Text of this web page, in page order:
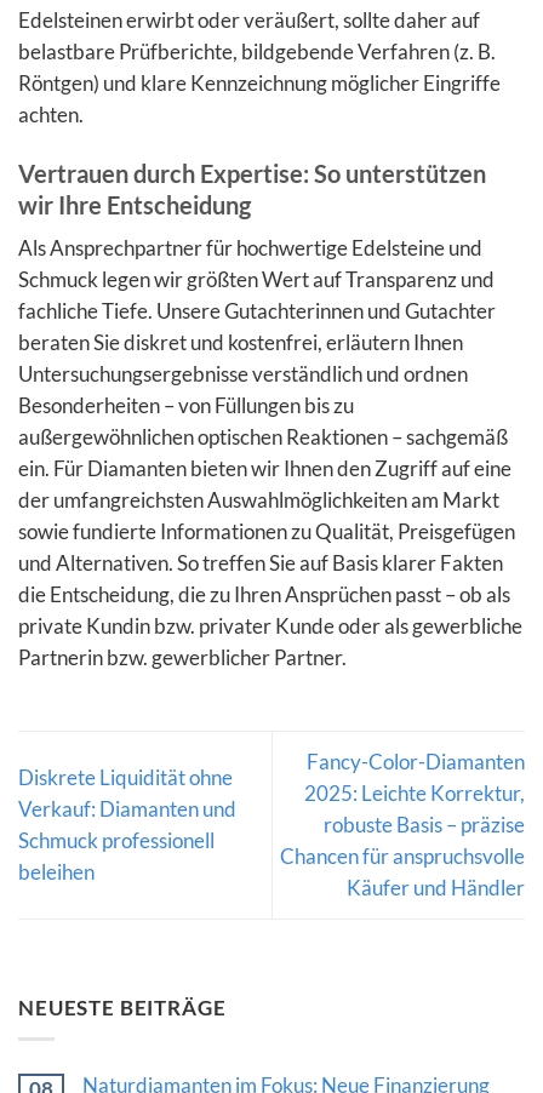
Edelsteinen erwirbt oder veräußert, sollte daher auf
belastbare Prüfberichte, bildgebende Verfahren (z. B.
Röntgen) und klare Kennzeichnung möglicher Eingriffe
achten.
Vertrauen durch Expertise: So unterstützen
wir Ihre Entscheidung
Als Ansprechpartner für hochwertige Edelsteine und
Schmuck legen wir größten Wert auf Transparenz und
fachliche Tiefe. Unsere Gutachterinnen und Gutachter
beraten Sie diskret und kostenfrei, erläutern Ihnen
Untersuchungsergebnisse verständlich und ordnen
Besonderheiten – von Füllungen bis zu
außergewöhnlichen optischen Reaktionen – sachgemäß
ein. Für Diamanten bieten wir Ihnen den Zugriff auf eine
der umfangreichsten Auswahlmöglichkeiten am Markt
sowie fundierte Informationen zu Qualität, Preisgefügen
und Alternativen. So treffen Sie auf Basis klarer Fakten
die Entscheidung, die zu Ihren Ansprüchen passt – ob als
private Kundin bzw. privater Kunde oder als gewerbliche
Partnerin bzw. gewerblicher Partner.
Diskrete Liquidität ohne
Verkauf: Diamanten und
Schmuck professionell
beleihen
Fancy-Color-Diamanten
2025: Leichte Korrektur,
robuste Basis – präzise
Chancen für anspruchsvolle
Käufer und Händler
NEUESTE BEITRÄGE
Naturdiamanten im Fokus: Neue Finanzierung